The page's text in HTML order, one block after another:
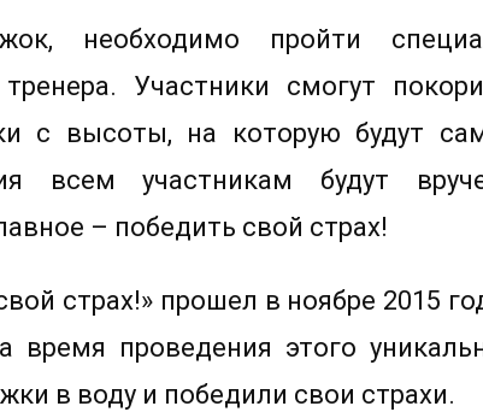
необходимо пройти
Участники смогут
с высоты, на которую будут
всем участникам будут
– победить свой страх!
страх!» прошел в ноябре 2015
время проведения этого
в воду и победили свои страхи.